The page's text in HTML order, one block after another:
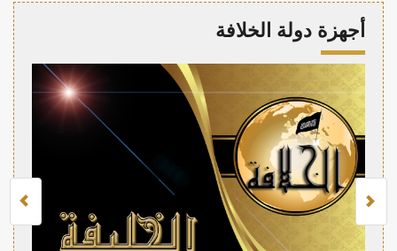
أجهزة دولة الخلافة